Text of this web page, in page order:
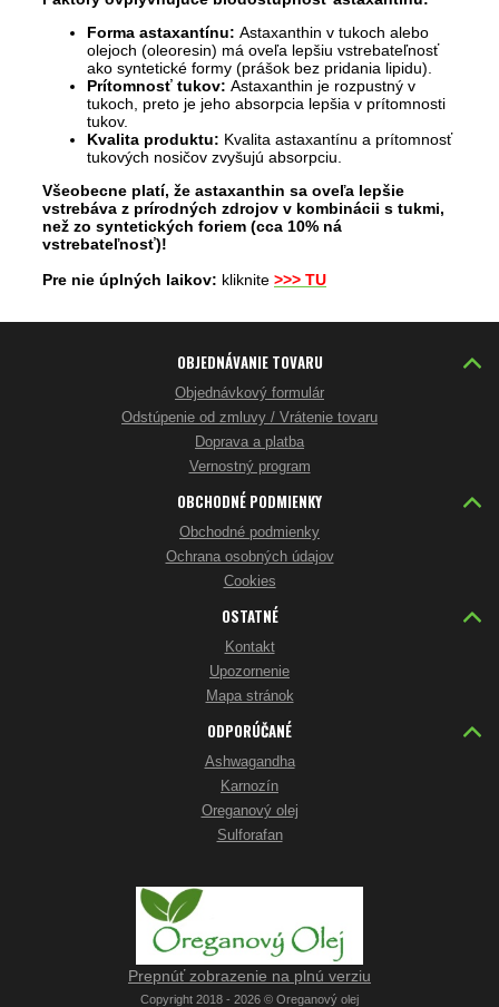
Forma astaxantínu: Astaxanthin v tukoch alebo
olejoch (oleoresin) má oveľa lepšiu vstrebateľnosť
ako syntetické formy (prášok bez pridania lipidu).
Prítomnosť tukov: Astaxanthin je rozpustný v
tukoch, preto je jeho absorpcia lepšia v prítomnosti
tukov.
Kvalita produktu: Kvalita astaxantínu a prítomnosť
tukových nosičov zvyšujú absorpciu.
Všeobecne platí, že astaxanthin sa oveľa lepšie
vstrebáva z prírodných zdrojov v kombinácii s tukmi,
než zo syntetických foriem (cca 10% ná
vstrebateľnosť)!
Pre nie úplných laikov: kliknite >>> TU
OBJEDNÁVANIE TOVARU
Objednávkový formulár
Odstúpenie od zmluvy / Vrátenie tovaru
Doprava a platba
Vernostný program
OBCHODNÉ PODMIENKY
Obchodné podmienky
Ochrana osobných údajov
Cookies
OSTATNÉ
Kontakt
Upozornenie
Mapa stránok
ODPORÚČANÉ
Ashwagandha
Karnozín
Oreganový olej
Sulforafan
Prepnúť zobrazenie na plnú verziu
Copyright 2018 - 2026 © Oreganový olej